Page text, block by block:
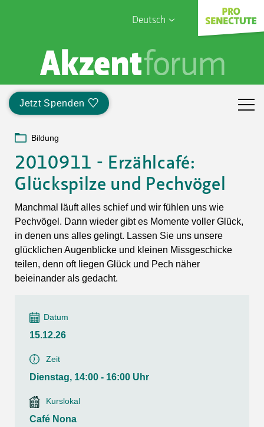
Deutsch
English
Français
Jetzt Spenden
Sophia Care
Bildung
2010911 - Erzählcafé:
Glückspilze und Pechvögel
Manchmal läuft alles schief und wir fühlen uns wie
Pechvögel. Dann wieder gibt es Momente voller Glück,
in denen uns alles gelingt. Lassen Sie uns unsere
glücklichen Augenblicke und kleinen Missgeschicke
teilen, denn oft liegen Glück und Pech näher
beieinander als gedacht.
Datum
15.12.26
Zeit
Dienstag, 14:00 - 16:00 Uhr
Kurslokal
Café Nona